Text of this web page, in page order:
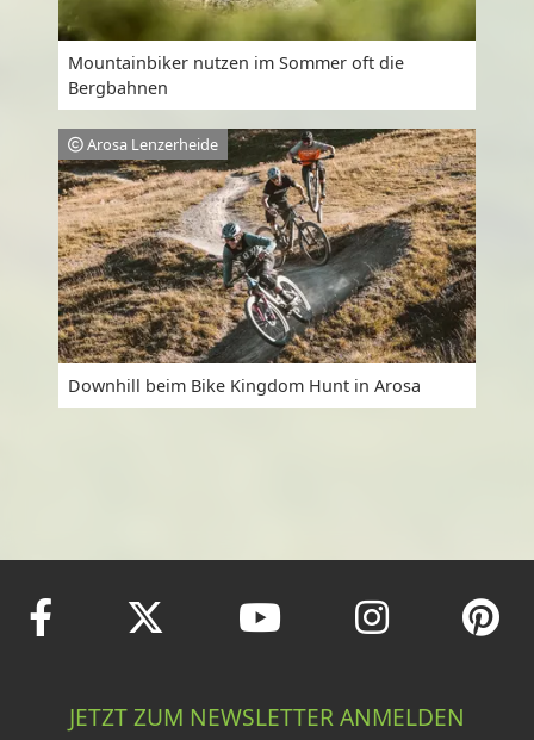
Mountainbiker nutzen im Sommer oft die
Bergbahnen
Arosa Lenzerheide
Downhill beim Bike Kingdom Hunt in Arosa
JETZT ZUM NEWSLETTER ANMELDEN